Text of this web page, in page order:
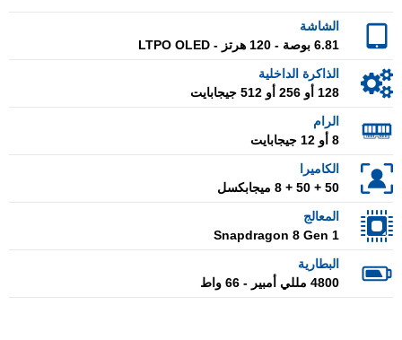
الشاشة
6.81 بوصة - 120 هرتز - LTPO OLED
الذاكرة الداخلية
128 أو 256 أو 512 جيجابايت
الرام
8 أو 12 جيجابايت
الكاميرا
50 + 50 + 8 ميجابكسل
المعالج
Snapdragon 8 Gen 1
البطارية
4800 مللي أمبير - 66 واط